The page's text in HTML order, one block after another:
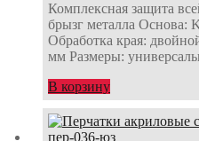
Комплексная защита
брызг металла Основа:
Обработка края:
мм Размеры:
В корзину